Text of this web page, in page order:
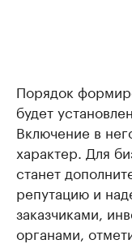
Порядок
будет
Включение в
характер. Для
станет
репутацию и
заказчиками,
органами,